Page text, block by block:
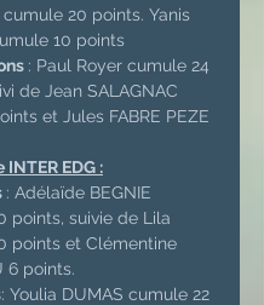
20 points. Yanis
10 points
: Paul Royer cumule 24
de Jean SALAGNAC
et Jules FABRE PEZE
EDG :
: Adélaïde BEGNIE
points, suivie de Lila
points et Clémentine
6 points.
: Youlia DUMAS cumule 22